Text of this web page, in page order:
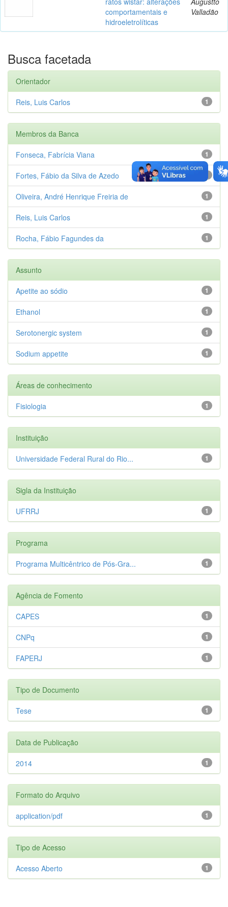
comportamentais e
hidroeletrolíticas
Valladão
Busca facetada
Orientador
1
Reis, Luis Carlos
Membros da Banca
1
Fonseca, Fabrícia Viana
Fortes, Fábio da Silva de Azedo
1
Oliveira, André Henrique Freiria de
1
Reis, Luis Carlos
1
Rocha, Fábio Fagundes da
Assunto
1
Apetite ao sódio
1
Ethanol
1
Serotonergic system
1
Sodium appetite
Áreas de conhecimento
1
Fisiologia
Instituição
1
Universidade Federal Rural do Rio...
Sigla da Instituição
1
UFRRJ
Programa
1
Programa Multicêntrico de Pós-Gra...
Agência de Fomento
1
CAPES
1
CNPq
1
FAPERJ
Tipo de Documento
1
Tese
Data de Publicação
1
2014
Formato do Arquivo
1
application/pdf
Tipo de Acesso
1
Acesso Aberto